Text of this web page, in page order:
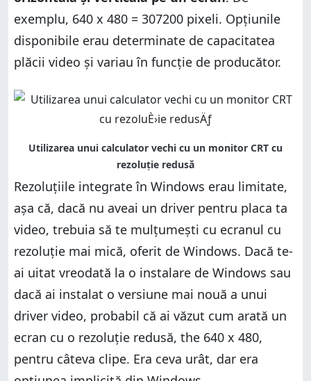
exemplu, 640 x 480 = 307200 pixeli. Opțiunile
disponibile erau determinate de capacitatea
plăcii video și variau în funcție de producător.
Rezoluțiile integrate în Windows erau limitate,
așa că, dacă nu aveai un driver pentru placa ta
video, trebuia să te mulțumești cu ecranul cu
rezoluție mai mică, oferit de Windows. Dacă te-
ai uitat vreodată la o instalare de Windows sau
dacă ai instalat o versiune mai nouă a unui
driver video, probabil că ai văzut cum arată un
ecran cu o rezoluție redusă, the 640 x 480,
pentru câteva clipe. Era ceva urât, dar era